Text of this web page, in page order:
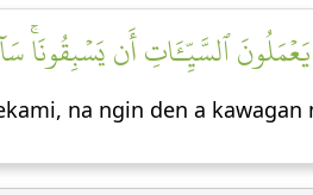
ٱلسَّيِّـَٔاتِ أَن يَسۡبِقُونَاۚ
na ngin den a kawagan